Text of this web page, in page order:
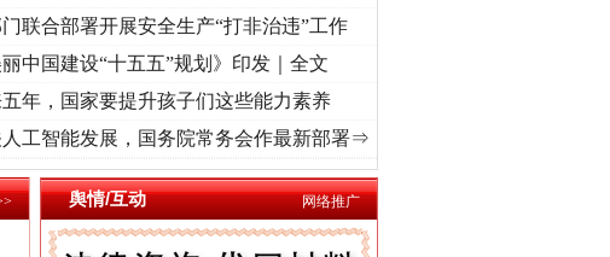
..·[视频] 牢记初心使命 奋进复兴征程丨红船起航处 潮起..
联合部署开展安全生产“打非治违”工作
丽中国建设“十五五”规划》印发｜全文
年，国家要提升孩子们这些能力素养
工智能发展，国务院常务会作最新部署⇒
舆情/互动 网络推广
外交部发布重磅视频